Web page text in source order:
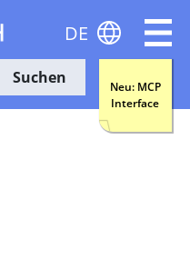
Suchen
Neu: MCP
Interface
DE